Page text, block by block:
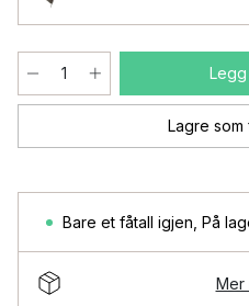
Lagre som
Bare et fåtall igjen På
Mer